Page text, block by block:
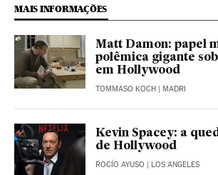
MAIS INFORMAÇÕES
Matt Damon: papel
polêmica gigante
em Hollywood
TOMMASO KOCH | MADRI
Kevin Spacey: a
de Hollywood
ROCÍO AYUSO | LOS ANGELES